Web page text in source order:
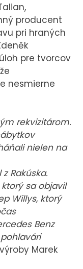
producent
pri hraných
pre tvorcov
nesmierne
rekvizitárom.
nielen na
Rakúska.
sa objavil
Willys, ktorý
Benz
Marek